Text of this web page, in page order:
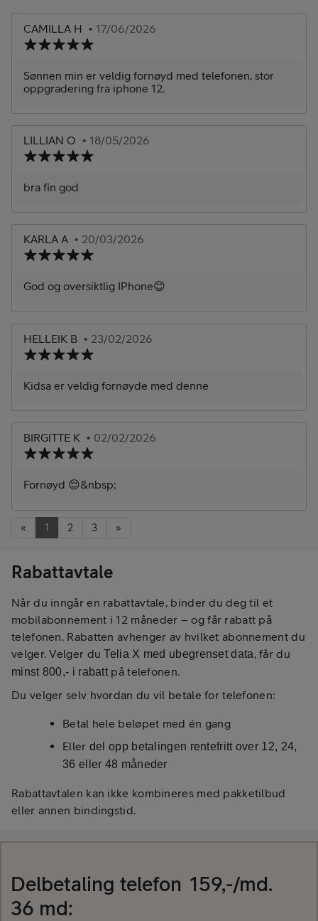
CAMILLA H • 17/06/2026
Sønnen min er veldig fornøyd med telefonen, stor
oppgradering fra iphone 12.
LILLIAN O • 18/05/2026
bra fin god
KARLA A • 20/03/2026
God og oversiktlig IPhone😊
HELLEIK B • 23/02/2026
Kidsa er veldig fornøyde med denne
BIRGITTE K • 02/02/2026
Fornøyd 😌&nbsp;
« 1 2 3 »
Rabattavtale
Når du inngår en rabattavtale, binder du deg til et
mobilabonnement i 12 måneder – og får rabatt på
telefonen. Rabatten avhenger av hvilket abonnement du
velger. Velger duTelia X med ubegrenset data, får du
minst 800,- i rabatt på telefonen.
Du velger selv hvordan du vil betale for telefonen:
Betal hele beløpet med én gang
Eller del opp betalingen rentefritt over 12, 24,
36 eller 48 måneder
Rabattavtalen kan ikke kombineres med pakketilbud
eller annen bindingstid.
Delbetaling telefon
36 md:
159,-/md.